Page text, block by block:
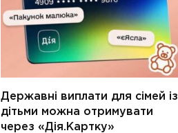
Державні виплати для сімей із
дітьми можна отримувати
через «Дія.Картку»